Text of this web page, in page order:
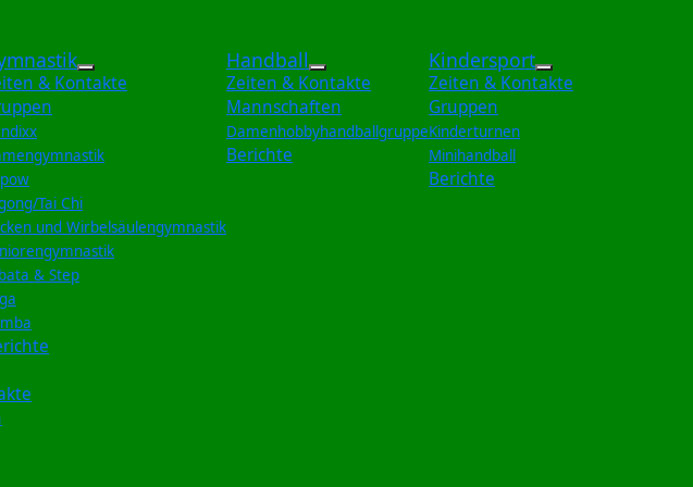
Fußball
Weitere Informationen: Gymnastik
& Kontakte
Tai Chi
und Wirbelsäulengymnastik
& Step
Handball
Weitere Informationen: Handball
Zeiten & Kontakte
Mannschaften
Damenhobbyhandballgruppe
Berichte
Kindersport
Weitere
Zeiten & Kontakte
Gruppen
Kinderturnen
Minihandball
Berichte
Tischtennis
Informationen: Volleyball